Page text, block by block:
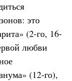
это
(2-го, 16-
любви
(12-го),